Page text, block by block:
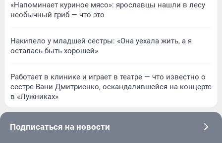
«Напоминает куриное мясо»: ярославцы нашли в лесу
необычный гриб — что это
Накипело у младшей сестры: «Она уехала жить, а я
осталась быть хорошей»
Работает в клинике и играет в театре — что известно о
сестре Вани Дмитриенко, оскандалившейся на концерте
в «Лужниках»
Подписаться на новости